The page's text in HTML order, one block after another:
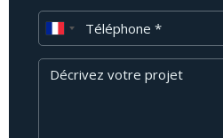
Téléphone
Message